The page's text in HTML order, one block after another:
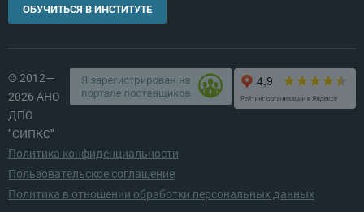
ОБУЧИТЬСЯ В ИНСТИТУТЕ
© 2012—
2026 АНО
ДПО
"СИПКС"
Политика конфиденциальности
Пользовательское соглашение
Политика в отношении обработки персональных данных